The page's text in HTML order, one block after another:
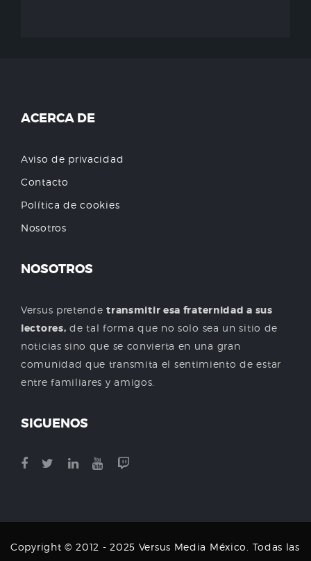
ACERCA DE
Aviso de privacidad
Contacto
Política de cookies
Nosotros
NOSOTROS
Versus pretendetransmitir esa fraternidad a sus
lectores, de tal forma que no solo sea un sitio de
noticias sino que se convierta en una gran
comunidad que transmita el sentimiento de estar
entre familiares y amigos.
SIGUENOS
Copyright © 2012 - 2025 Versus Media México. Todas las